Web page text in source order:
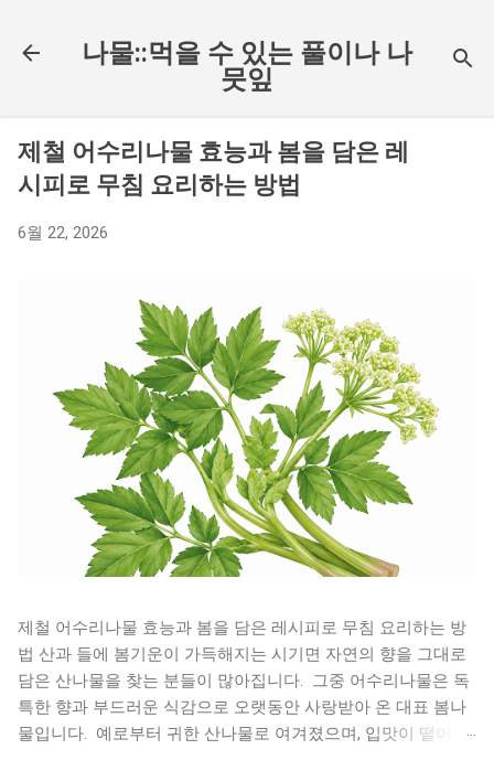
나물::먹을 수 있는 풀이나 나
뭇잎
제철 어수리나물 효능과 봄을 담은 레
시피로 무침 요리하는 방법
6월 22, 2026
제철 어수리나물 효능과 봄을 담은 레시피로 무침 요리하는 방
법 산과 들에 봄기운이 가득해지는 시기면 자연의 향을 그대로
담은 산나물을 찾는 분들이 많아집니다. 그중 어수리나물은 독
특한 향과 부드러운 식감으로 오랫동안 사랑받아 온 대표 봄나
물입니다. 예로부터 귀한 산나물로 여겨졌으며, 입맛이 떨어지